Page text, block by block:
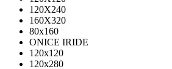
120X240
160X320
80х160
ONICE IRIDE
120x120
120x280